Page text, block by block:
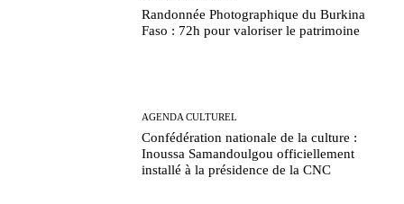
Randonnée Photographique du Burkina
Faso : 72h pour valoriser le patrimoine
AGENDA CULTUREL
Confédération nationale de la culture :
Inoussa Samandoulgou officiellement
installé à la présidence de la CNC